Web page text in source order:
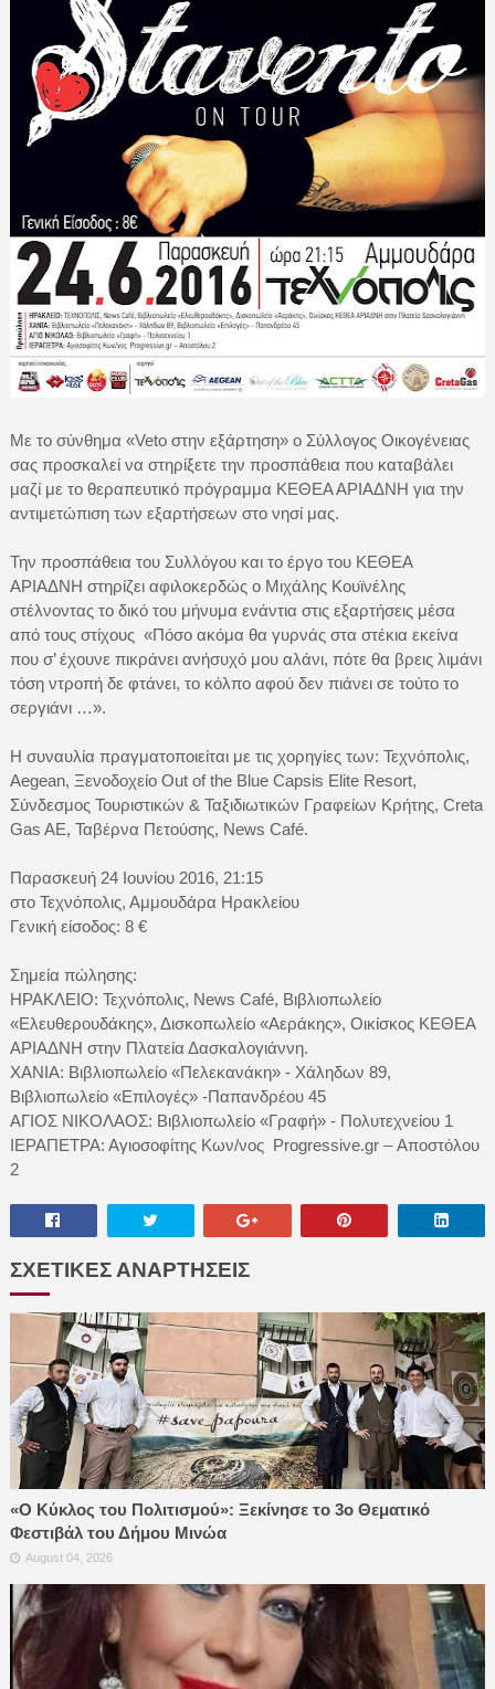
Με το σύνθημα «Veto στην εξάρτηση» ο Σύλλογος Οικογένειας
σας προσκαλεί να στηρίξετε την προσπάθεια που καταβάλει
μαζί με το θεραπευτικό πρόγραμμα ΚΕΘΕΑ ΑΡΙΑΔΝΗ για την
αντιμετώπιση των εξαρτήσεων στο νησί μας.
Την προσπάθεια του Συλλόγου και το έργο του ΚΕΘΕΑ
ΑΡΙΑΔΝΗ στηρίζει αφιλοκερδώς ο Μιχάλης Κουϊνέλης
στέλνοντας το δικό του μήνυμα ενάντια στις εξαρτήσεις μέσα
από τους στίχους «Πόσο ακόμα θα γυρνάς στα στέκια εκείνα
που σ’ έχουνε πικράνει ανήσυχό μου αλάνι, πότε θα βρεις λιμάνι
τόση ντροπή δε φτάνει, το κόλπο αφού δεν πιάνει σε τούτο το
σεργιάνι …».
Η συναυλία πραγματοποιείται με τις χορηγίες των: Τεχνόπολις,
Aegean, Ξενοδοχείο Out of the Blue Capsis Elite Resort,
Σύνδεσμος Τουριστικών & Ταξιδιωτικών Γραφείων Κρήτης, Creta
Gas AE, Ταβέρνα Πετούσης, News Café.
Παρασκευή 24 Ιουνίου 2016, 21:15
στο Τεχνόπολις, Αμμουδάρα Ηρακλείου
Γενική είσοδος: 8 €
Σημεία πώλησης:
ΗΡΑΚΛΕΙΟ: Τεχνόπολις, News Café, Βιβλιοπωλείο
«Ελευθερουδάκης», Δισκοπωλείο «Αεράκης», Οικίσκος ΚΕΘΕΑ
ΑΡΙΑΔΝΗ στην Πλατεία Δασκαλογιάννη.
ΧΑΝΙΑ: Βιβλιοπωλείο «Πελεκανάκη» - Χάληδων 89,
Βιβλιοπωλείο «Επιλογές» -Παπανδρέου 45
ΑΓΙΟΣ ΝΙΚΟΛΑΟΣ: Βιβλιοπωλείο «Γραφή» - Πολυτεχνείου 1
ΙΕΡΑΠΕΤΡΑ: Αγιοσοφίτης Κων/νος Progressive.gr – Αποστόλου
2
ΣΧΕΤΙΚΕΣ ΑΝΑΡΤΗΣΕΙΣ
«Ο Κύκλος του Πολιτισμού»: Ξεκίνησε το 3ο Θεματικό
Φεστιβάλ του Δήμου Μινώα
August 04, 2026